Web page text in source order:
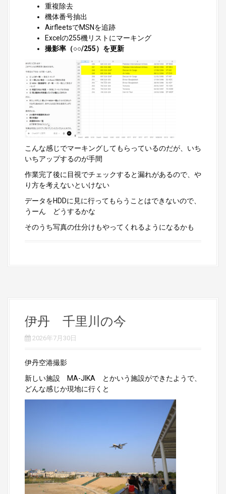
重複除去
機体番号抽出
AirfleetsでMSNを追跡
Excelの255機リストにマーキング
撮影率（○○/255）を更新
こんな感じでマーキングしてもらっているのだが、いち
いちアップするのが手間
作業完了後に目視でチェックすると漏れがあるので、や
り方を考えないといけない
データをHDDに見に行ってもらうことはできないので、
うーん どうするかな
そのうち写真の仕分けもやってくれるようになるかも
伊丹 千里川の今
2026年7月30日
伊丹空港撮影
新しい施設 MA-JIKA とかいう施設ができたようで、
どんな感じか現地に行くと